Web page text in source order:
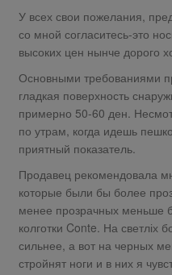
У всех свои пожелания,
со мной согласитесь-это
высоких цен нынче дорого
Основными требованиями
гладкая поверхность
примерно 50-60 ден.
по утрам, когда идешь
приятный показатель.
Продавец рекомендовала
которые были бы более
менее прозрачных меньше
колготки Conte. На светліх
сильнее, а вот на черных
стройнят ноги и в них я